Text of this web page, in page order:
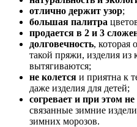
отлично держит узор;
большая палитра
продается в 2 и 3
долговечность, которая
такой пряжи, изделия из
вытягиваются;
не колется и приятна к
даже изделия для детей;
согревает и при этом
связанные зимние
зимних морозов.